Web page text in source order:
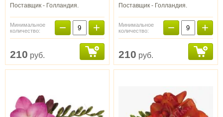
Поставщик - Голландия.
Минимальное
количество:
− +
210 руб.
Поставщик - Голландия.
Минимальное
количество:
− +
210 руб.